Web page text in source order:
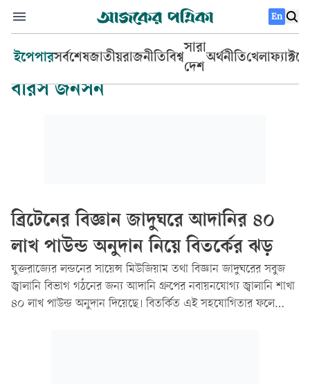
En
ইপেপারসর্বশেষজাতীয়রাজনীতিবিশ্ব
সারা
দেশ
অর্থনীতিখেলা
বরিস জনসন
ব্রিটেনের বিজ্ঞান জাদুঘরে আদানির ৪০
লাখ পাউন্ড অনুদান নিয়ে বিতর্কের ঝড়
যুক্তরাজ্যের লন্ডনের সায়েন্স মিউজিয়াম তথা বিজ্ঞান জাদুঘরের সবুজ
জ্বালানি বিভাগ গঠনের জন্য আদানি গ্রুপের নবায়নযোগ্য জ্বালানি শাখা
৪০ লাখ পাউন্ড অনুদান দিয়েছে। বিতর্কিত এই সহযোগিতার ফলে